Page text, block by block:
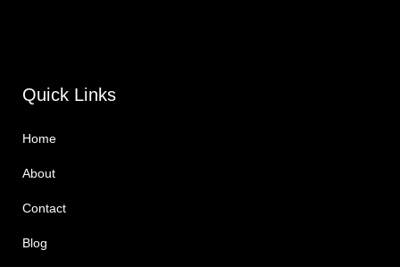
Quick Links
Home
About
Contact
Blog